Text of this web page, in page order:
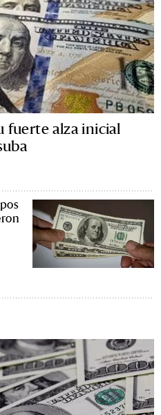
fuerte alza inicial